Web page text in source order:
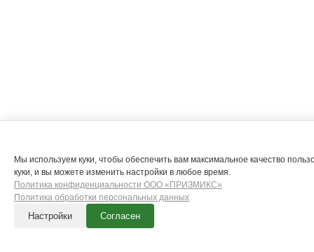
Мы используем куки, чтобы обеспечить вам максимальное качество
куки, и вы можете изменить настройки в любое время.
Политика конфиденциальности ООО «ПРИЗМИКС»
Политика обработки персональных данных
Настройки Согласен